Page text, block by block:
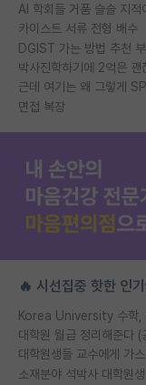
AI 학회들 거품 슬슬 지적
카이스트 서류 전형 배수
DGIST 가는 방법 추천
근데 여기는 왜 그렇게
면접 복장
🔥 시선집중 핫한 인
대학원 월급 정리해준다 (
소재분야 석박사 대학원